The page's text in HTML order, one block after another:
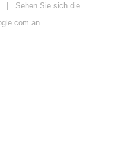
| Sehen Sie sich die
an